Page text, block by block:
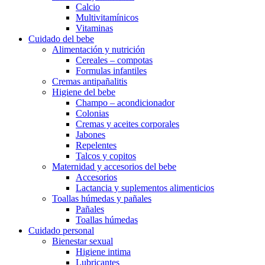
Calcio
Multivitamínicos
Vitaminas
Cuidado del bebe
Alimentación y nutrición
Cereales – compotas
Formulas infantiles
Cremas antipañalitis
Higiene del bebe
Champo – acondicionador
Colonias
Cremas y aceites corporales
Jabones
Repelentes
Talcos y copitos
Maternidad y accesorios del bebe
Accesorios
Lactancia y suplementos alimenticios
Toallas húmedas y pañales
Pañales
Toallas húmedas
Cuidado personal
Bienestar sexual
Higiene intima
Lubricantes